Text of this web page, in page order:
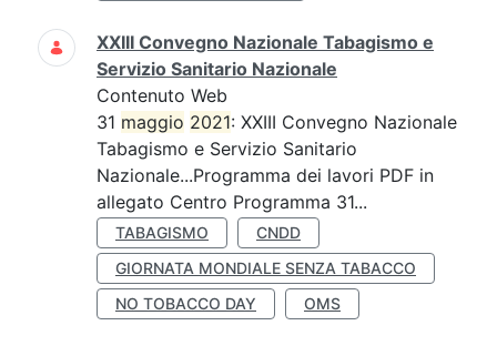
XXIII Convegno Nazionale Tabagismo e
Servizio Sanitario Nazionale
Contenuto Web
31 maggio 2021: XXIII Convegno Nazionale
Tabagismo e Servizio Sanitario
Nazionale...Programma dei lavori PDF in
allegato Centro Programma 31...
TABAGISMO
CNDD
GIORNATA MONDIALE SENZA TABACCO
NO TOBACCO DAY
OMS